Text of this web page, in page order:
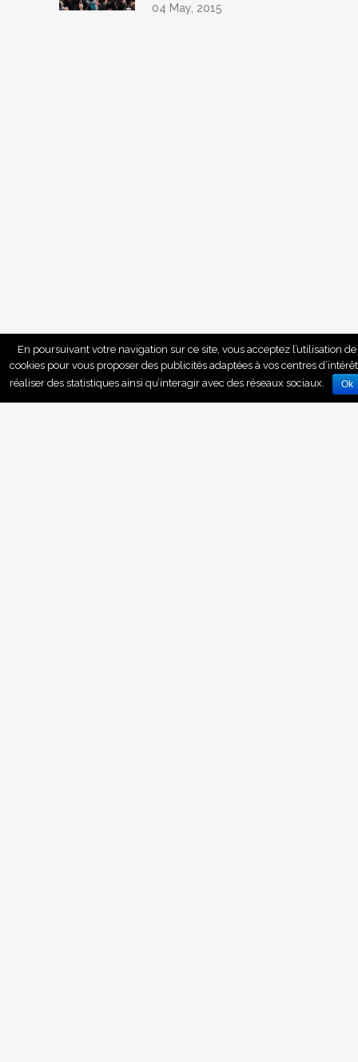
04 May, 2015
En poursuivant votre navigation sur ce site, vous acceptez l’utilisation de
cookies pour vous proposer des publicités adaptées à vos centres
réaliser des statistiques ainsi qu’interagir avec des réseaux sociaux.
Ok